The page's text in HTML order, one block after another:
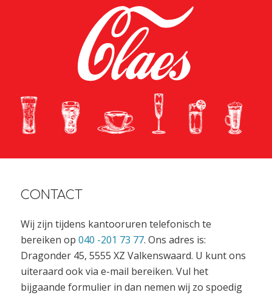
CONTACT
Wij zijn tijdens kantooruren telefonisch te
bereiken op 040 -201 73 77. Ons adres is:
Dragonder 45, 5555 XZ Valkenswaard. U kunt ons
uiteraard ook via e-mail bereiken. Vul het
bijgaande formulier in dan nemen wij zo spoedig